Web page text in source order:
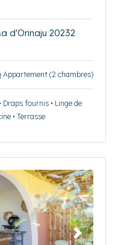
d'Orinaju 20232
Appartement (2 chambres)
fournis • Linge de
• Terrasse
Suivant